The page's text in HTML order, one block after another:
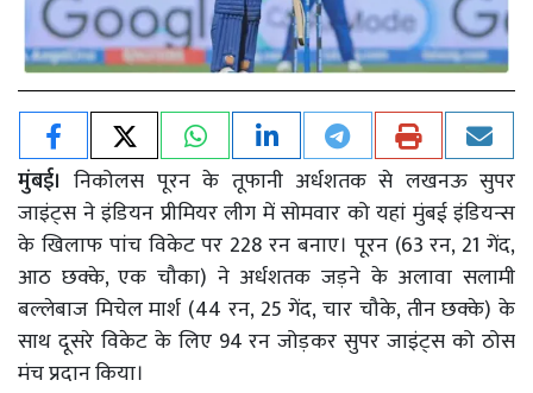
मुंबई। निकोलस पूरन के तूफानी अर्धशतक से लखनऊ सुपर
जाइंट्स ने इंडियन प्रीमियर लीग में सोमवार को यहां मुंबई इंडियन्स
के खिलाफ पांच विकेट पर 228 रन बनाए। पूरन (63 रन, 21 गेंद,
आठ छक्के, एक चौका) ने अर्धशतक जड़ने के अलावा सलामी
बल्लेबाज मिचेल मार्श (44 रन, 25 गेंद, चार चौके, तीन छक्के) के
साथ दूसरे विकेट के लिए 94 रन जोड़कर सुपर जाइंट्स को ठोस
मंच प्रदान किया।